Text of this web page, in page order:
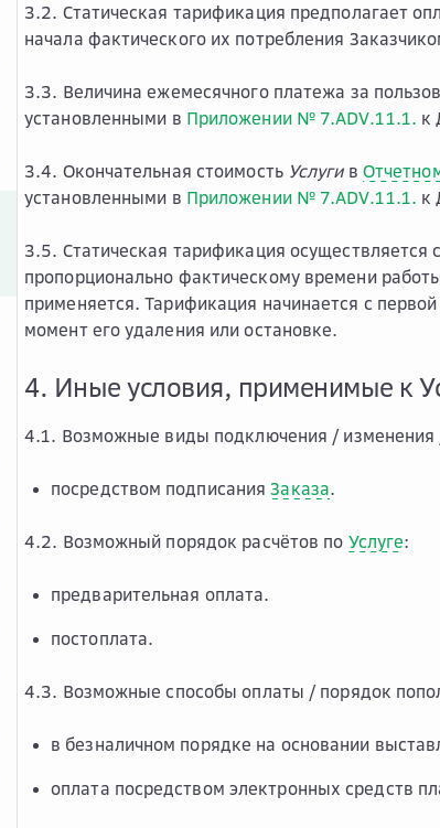
3.2. Статическая тарификация предполагает
начала фактического их потребления
3.3. Величина ежемесячного платежа за
установленными в Приложении № 7.ADV.11.1. к
3.4. Окончательная стоимость Услугив
установленными в Приложении № 7.ADV.11.1. к
3.5. Статическая тарификация осуществляется
пропорционально фактическому времени
применяется. Тарификация начинается с
момент его удаления или остановке.
4. Иные условия, применимые к
4.1. Возможные виды подключения / изменения
посредством подписанияЗаказа.
4.2. Возможный порядок расчётов по Услуге:
предварительная оплата.
постоплата.
4.3. Возможные способы оплаты / порядок
в безналичном порядке на основании
оплата посредством электронных средств